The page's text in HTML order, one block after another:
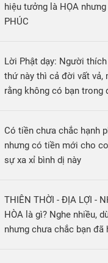
hiệu tưởng là HỌA
PHÚC
Lời Phật dạy: Người
thứ này thì cả đời vất vả,
rằng không có bạn trong
Có tiền chưa chắc hạnh
nhưng có tiền mới cho
sự xa xỉ bình dị này
THIÊN THỜI - ĐỊA LỢI -
HÒA là gì? Nghe nhiều,
nhưng chưa chắc bạn đã